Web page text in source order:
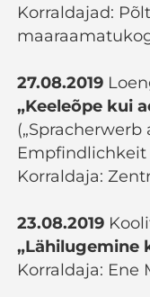
Korraldajad:
27.08.2019
„Keeleõpe kui
Korraldaja:
23.08.2019
„Lähilugemine
Korraldaja: Ene